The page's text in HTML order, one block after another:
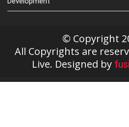
© Copyright
All Copyrights are
Live. Designed by